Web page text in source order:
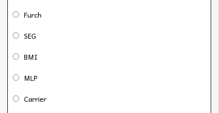
Furch
SEG
BMI
MLP
Carrier